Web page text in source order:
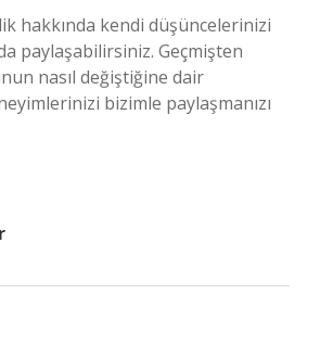
hakkında kendi düşüncelerinizi
paylaşabilirsiniz. Geçmişten
nasıl değiştiğine dair
bizimle paylaşmanızı